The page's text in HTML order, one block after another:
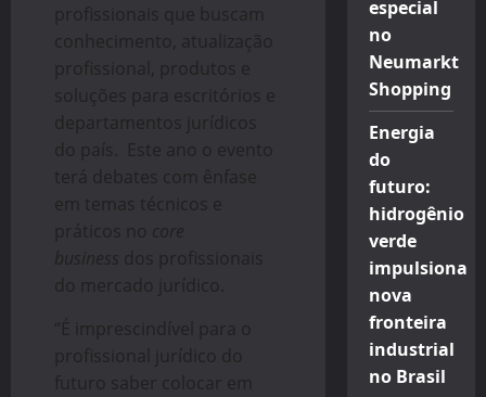
profissionais que buscam
conhecimento, atualização
profissional, produtos e
soluções para escritórios e
departamentos jurídicos
do país. Este ano o evento
terá debates com ênfase
em temas técnicos e
práticos no core
business dos profissionais
do mercado jurídico.
“É imprescindível para o
profissional jurídico do
futuro saber colocar em
especial
no
Neumarkt
Shopping
Energia
do
futuro:
hidrogênio
verde
impulsiona
nova
fronteira
industrial
no Brasil